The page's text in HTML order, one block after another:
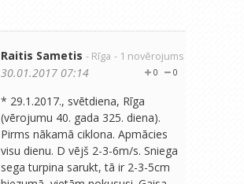
Raitis Sametis - Rīga - 1 novērojums
0
0
30.01.2017 07:14
* 29.1.2017., svētdiena, Rīga
(vērojumu 40. gada 325. diena).
Pirms nākamā ciklona. Apmācies
visu dienu. D vējš 2-3-6m/s. Sniega
sega turpina sarukt, tā ir 2-3-5cm